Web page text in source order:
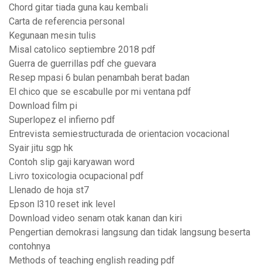
Chord gitar tiada guna kau kembali
Carta de referencia personal
Kegunaan mesin tulis
Misal catolico septiembre 2018 pdf
Guerra de guerrillas pdf che guevara
Resep mpasi 6 bulan penambah berat badan
El chico que se escabulle por mi ventana pdf
Download film pi
Superlopez el infierno pdf
Entrevista semiestructurada de orientacion vocacional
Syair jitu sgp hk
Contoh slip gaji karyawan word
Livro toxicologia ocupacional pdf
Llenado de hoja st7
Epson l310 reset ink level
Download video senam otak kanan dan kiri
Pengertian demokrasi langsung dan tidak langsung beserta
contohnya
Methods of teaching english reading pdf